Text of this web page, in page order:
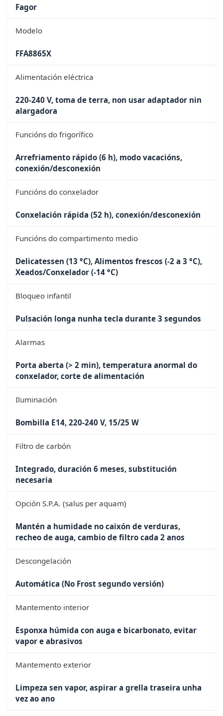
Fagor
Modelo
FFA8865X
Alimentación eléctrica
220-240 V, toma de terra, non usar adaptador nin
alargadora
Funcións do frigorífico
Arrefriamento rápido (6 h), modo vacacións,
conexión/desconexión
Funcións do conxelador
Conxelación rápida (52 h), conexión/desconexión
Funcións do compartimento medio
Delicatessen (13 °C), Alimentos frescos (-2 a 3 °C),
Xeados/Conxelador (-14 °C)
Bloqueo infantil
Pulsación longa nunha tecla durante 3 segundos
Alarmas
Porta aberta (> 2 min), temperatura anormal do
conxelador, corte de alimentación
Iluminación
Bombilla E14, 220-240 V, 15/25 W
Filtro de carbón
Integrado, duración 6 meses, substitución
necesaria
Opción S.P.A. (salus per aquam)
Mantén a humidade no caixón de verduras,
recheo de auga, cambio de filtro cada 2 anos
Descongelación
Automática (No Frost segundo versión)
Mantemento interior
Esponxa húmida con auga e bicarbonato, evitar
vapor e abrasivos
Mantemento exterior
Limpeza sen vapor, aspirar a grella traseira unha
vez ao ano